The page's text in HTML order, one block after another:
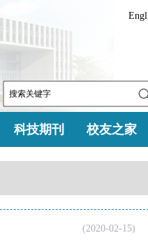
科技期刊 校友之家
(2020-02-15)